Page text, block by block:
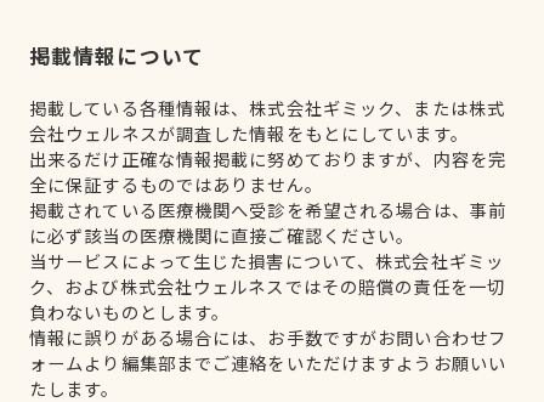
掲載情報について
掲載している各種情報は、株式会社ギミック、または株式
会社ウェルネスが調査した情報をもとにしています。
出来るだけ正確な情報掲載に努めておりますが、内容を完
全に保証するものではありません。
掲載されている医療機関へ受診を希望される場合は、事前
に必ず該当の医療機関に直接ご確認ください。
当サービスによって生じた損害について、株式会社ギミッ
ク、および株式会社ウェルネスではその賠償の責任を一切
負わないものとします。
情報に誤りがある場合には、お手数ですがお問い合わせフ
ォームより編集部までご連絡をいただけますようお願いい
たします。